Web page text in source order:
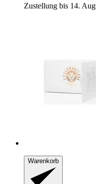
Zustellung bis 14.
Warenkorb